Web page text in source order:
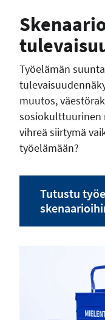
Työelämän
muutos,
sosiokulttuurinen
vihreä siirtymä
työelämään?
Tutustu